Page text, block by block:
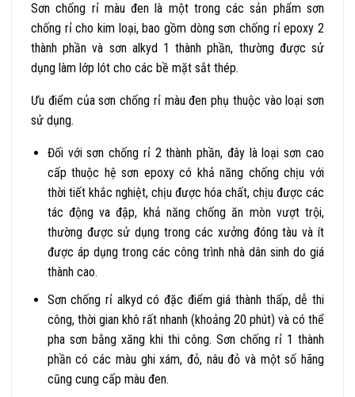
Sơn chống rỉ màu đen là một trong các sản phẩm sơn
chống rỉ cho kim loại, bao gồm dòng sơn chống rỉ epoxy 2
thành phần và sơn alkyd 1 thành phần, thường được sử
dụng làm lớp lót cho các bề mặt sắt thép.
Ưu điểm của sơn chống rỉ màu đen phụ thuộc vào loại sơn
sử dụng.
Đối với sơn chống rỉ 2 thành phần, đây là loại sơn cao
cấpthuộc hệ sơn epoxy có khả năng chống chịu với
thời tiết khắc nghiệt, chịu được hóa chất, chịu được các
tác động va đập, khả năng chống ăn mòn vượt trội,
thường được sử dụng trong các xưởng đóng tàu và ít
được áp dụng trong các công trình nhà dân sinh do giá
thành cao.
Sơn chống rỉ alkyd có đặc điểm giá thành thấp, dễ thi
công, thời gian khô rất nhanh (khoảng 20 phút) và có thể
pha sơn bằng xăng khi thi công. Sơn chống rỉ 1 thành
phần có các màu ghi xám, đỏ, nâu đỏ và một số hãng
cũng cung cấp màu đen.